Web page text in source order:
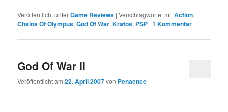
Veröffentlicht unterGame Reviews |Verschlagwortet mitAction,
Chains Of Olympus,God Of War,Kratos, PSP |1 Kommentar
God Of War II
Veröffentlicht am22. April 2007von Penaence